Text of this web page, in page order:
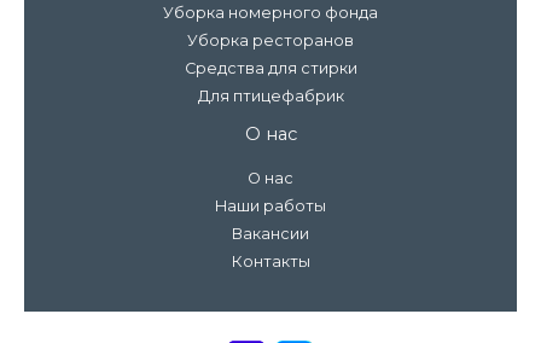
Уборка номерного фонда
Уборка ресторанов
Средства для стирки
Для птицефабрик
О нас
О нас
Наши работы
Вакансии
Контакты